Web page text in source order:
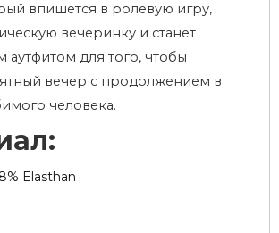
впишется в ролевую игру,
вечеринку и станет
аутфитом для того, чтобы
вечер с продолжением в
человека.
Elasthan